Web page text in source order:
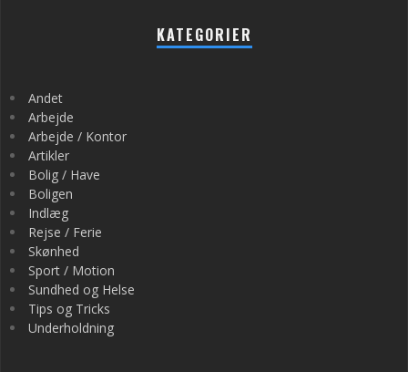
KATEGORIER
Andet
Arbejde
Arbejde / Kontor
Artikler
Bolig / Have
Boligen
Indlæg
Rejse / Ferie
Skønhed
Sport / Motion
Sundhed og Helse
Tips og Tricks
Underholdning